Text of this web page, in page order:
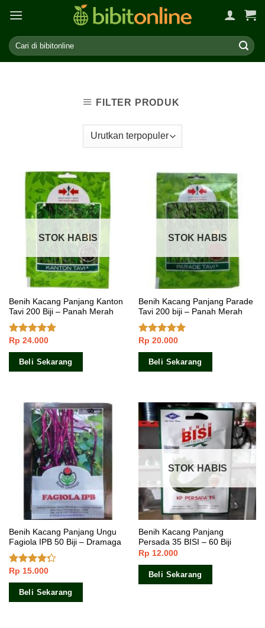
content
FILTER PRODUK
STOK HABIS
Benih Kacang Panjang Kanton
Tavi 200 Biji – Panah Merah
Dinilai4.67
dari 5
Rp 24.000
Beli Sekarang
STOK HABIS
Benih Kacang Panjang Parade
Tavi 200 biji – Panah Merah
Dinilai5.00
dari 5
Rp 20.000
Beli Sekarang
Benih Kacang Panjang Ungu
Fagiola IPB 50 Biji – Dramaga
Dinilai
4.00dari
Rp 15.000
Beli Sekarang
STOK HABIS
Benih Kacang Panjang
Persada 35 BISI – 60 Biji
Rp 12.000
Beli Sekarang